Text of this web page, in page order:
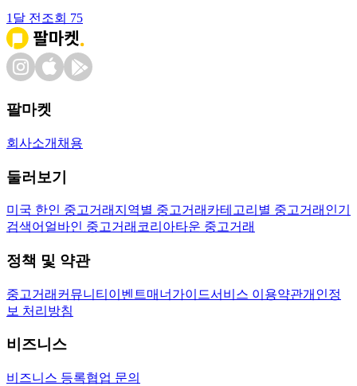
1달 전 조회 75
팔마켓
회사소개 채용
둘러보기
미국 한인 중고거래 지역별 중고거래 카테고리별 중고거래 인기
검색어 얼바인 중고거래 코리아타운 중고거래
정책 및 약관
중고거래 커뮤니티 이벤트매너가이드서비스 이용약관개인정
보 처리방침
비즈니스
비즈니스 등록협업 문의